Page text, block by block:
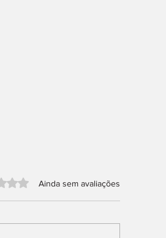
com 0 de 5 estrelas.
Ainda sem avaliações